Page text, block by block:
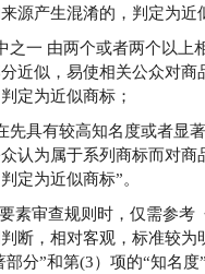
源产生混淆的，判定为近
之一 由两个或者两个以上
近似，易使相关公众对商
定为近似商标；
先具有较高知名度或者显
认为属于系列商标而对商
定为近似商标”。
素审查规则时，仅需参考
断，相对客观，标准较为
分”和第(3）项的“知名度